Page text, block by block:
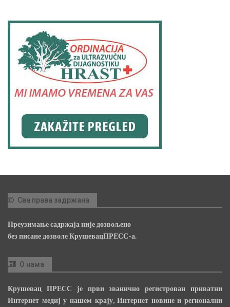
Сва права задржана
Преузимање садржаја није дозвољено
без писане дозволе КрушевацПРЕСС-а.
О нама
Крушевац ПРЕСС је први званично регистрован приватни
Интернет медиј у нашем крају, Интернет новине и регионални